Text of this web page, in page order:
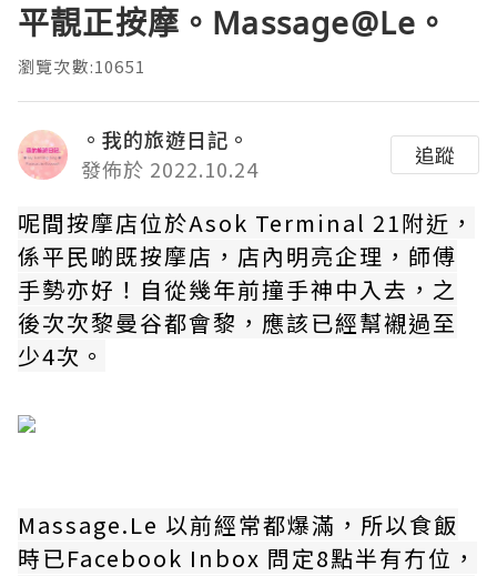
平靚正按摩。Massage@Le。
瀏覽次數:10651
。我的旅遊日記。
發佈於 2022.10.24
追蹤
呢間按摩店位於Asok Terminal 21附近，
係平民啲既按摩店，店內明亮企理，師傅
手勢亦好！自從幾年前撞手神中入去，之
後次次黎曼谷都會黎，應該已經幫襯過至
少4次。
Massage.Le 以前經常都爆滿，所以食飯
時已Facebook Inbox 問定8點半有冇位，